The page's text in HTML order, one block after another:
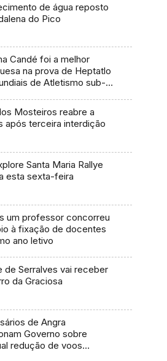
de água reposto
do Pico
Candé foi a melhor
na prova de Heptatlo
de Atletismo sub-
Mosteiros reabre a
após terceira interdição
Santa Maria Rallye
esta sexta-feira
um professor concorreu
à fixação de docentes
ano letivo
de Serralves vai receber
da Graciosa
de Angra
Governo sobre
redução de voos